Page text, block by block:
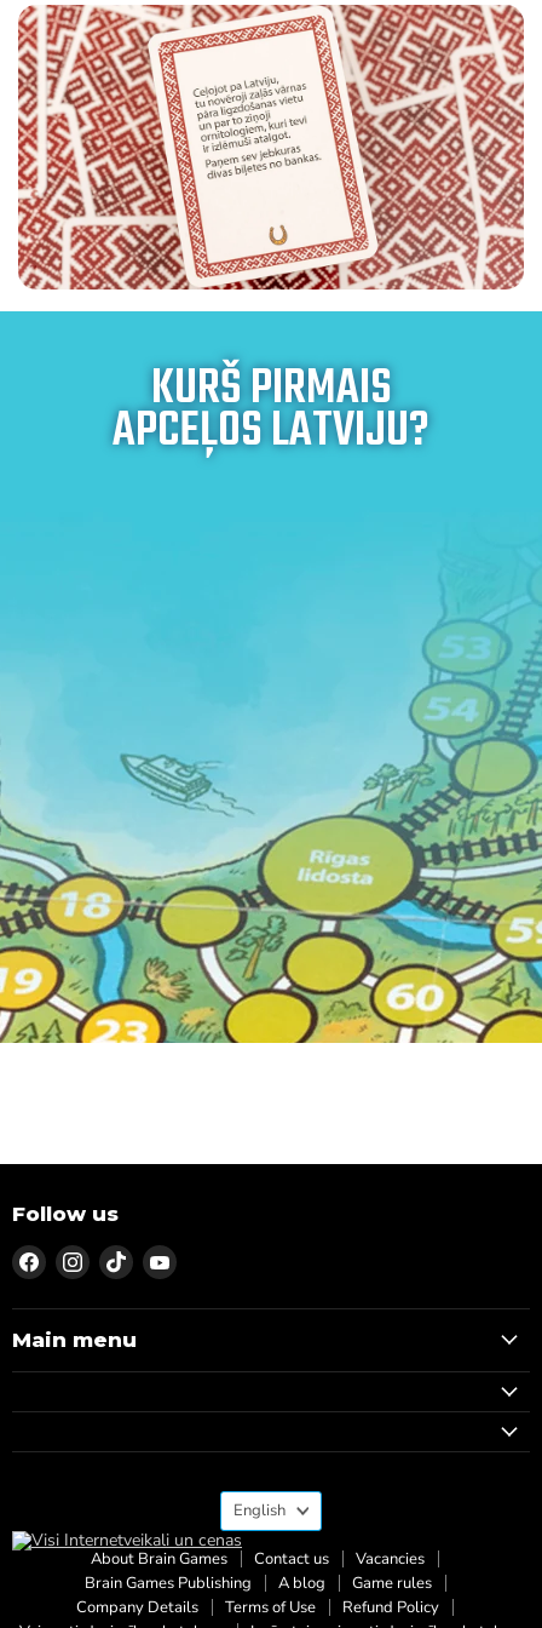
KURŠ PIRMAIS
APCEĻOS LATVIJU?
Follow us
Find
us
on
Facebook
Find
us
on
Instagram
Find
us
on
TikTok
Find
on
Main menu
Language
English
About Brain Games Contact us
Vacancies
Brain Games Publishing
A blog
Game rules
Company Details
Terms of Use
Refund Policy